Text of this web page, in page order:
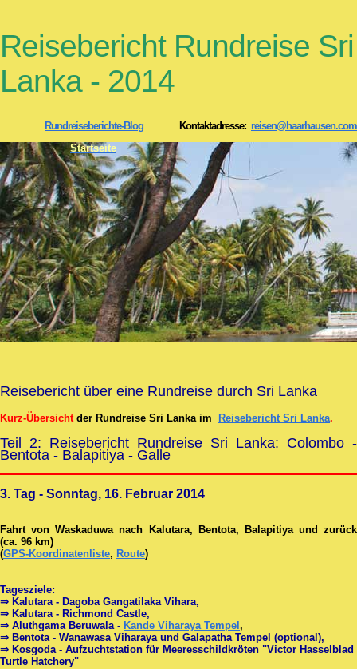
Reisebericht Rundreise Sri
Lanka - 2014
Rundreiseberichte-Blog Kontaktadresse: reisen@haarhausen.com
Startseite
Reisebericht über eine Rundreise durch Sri Lanka
Kurz-Übersicht der Rundreise Sri Lanka im Reisebericht Sri Lanka.
Teil 2: Reisebericht Rundreise Sri Lanka: Colombo -
Bentota - Balapitiya - Galle
3. Tag - Sonntag, 16. Februar 2014
Fahrt von Waskaduwa nach Kalutara, Bentota, Balapitiya und zurück
(ca. 96 km)
(GPS-Koordinatenliste, Route)
Tagesziele:
⇒ Kalutara - Dagoba Gangatilaka Vihara,
⇒ Kalutara - Richmond Castle,
⇒ Aluthgama Beruwala - Kande Viharaya Tempel ,
⇒ Bentota - Wanawasa Viharaya und Galapatha Tempel (optional),
⇒ Kosgoda - Aufzuchtstation für Meeresschildkröten "Victor Hasselblad
Turtle Hatchery"